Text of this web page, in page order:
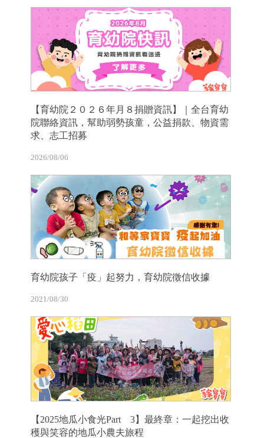
【育幼院２０２６年月８捐贈資訊】｜全台育幼
院聯絡資訊，幫助弱勢孩童，公益捐款、物資需
求、志工招募
2026/08/06
育幼院孩子「疫」起努力，育幼院徵信收據
2021/08/30
【2025地瓜小食光Part 3】最終章：一起挖出收
穫與笑容的地瓜小農夫旅程